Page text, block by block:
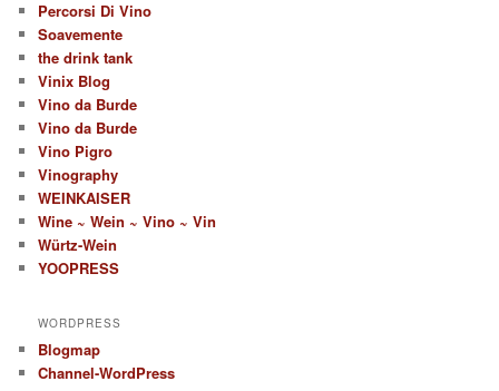
Percorsi Di Vino
Soavemente
the drink tank
Vinix Blog
Vino da Burde
Vino da Burde
Vino Pigro
Vinography
WEINKAISER
Wine ~ Wein ~ Vino ~ Vin
Würtz-Wein
YOOPRESS
WORDPRESS
Blogmap
Channel-WordPress